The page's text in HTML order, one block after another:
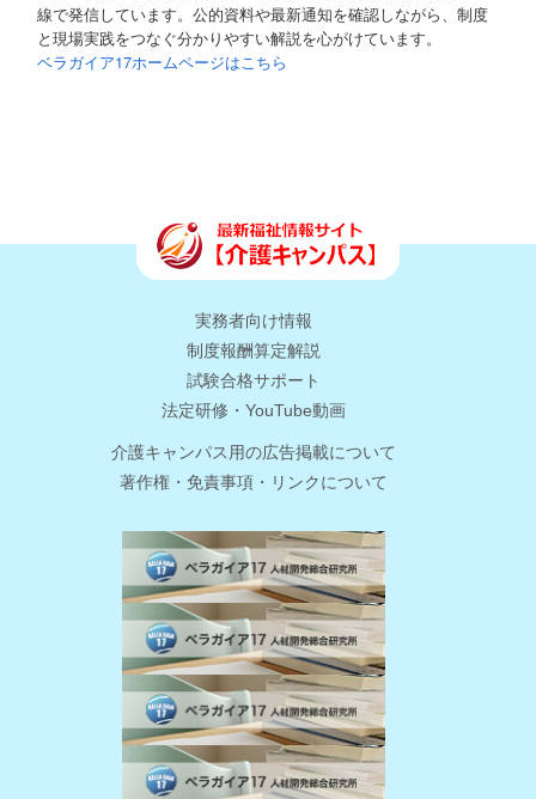
線で発信しています。公的資料や最新通知を確認しながら、制度
と現場実践をつなぐ分かりやすい解説を心がけています。
ベラガイア17ホームページはこちら
実務者向け情報
制度報酬算定解説
試験合格サポート
法定研修・YouTube動画
介護キャンパス用の広告掲載について
著作権・免責事項・リンクについて